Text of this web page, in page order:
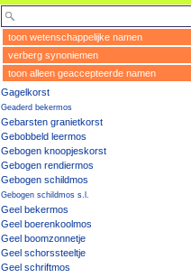
toon wetenschappelijke namen
verberg synoniemen
toon alleen geaccepteerde namen
Gagelkorst
Geaderd bekermos
Gebarsten granietkorst
Gebobbeld leermos
Gebogen knoopjeskorst
Gebogen rendiermos
Gebogen schildmos
Gebogen schildmos s.l.
Geel bekermos
Geel boerenkoolmos
Geel boomzonnetje
Geel schorssteeltje
Geel schriftmos